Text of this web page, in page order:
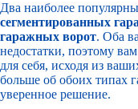
Два наиболее
сегментированных
гаражных ворот. Оба
недостатки, поэтому
для себя, исходя из
больше об обоих типах
уверенное решение.